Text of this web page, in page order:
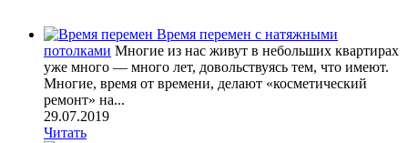
Время перемен с натяжными
потолками Многие из нас живут в небольших квартирах
уже много — много лет, довольствуясь тем, что имеют.
Многие, время от времени, делают «косметический
ремонт» на...
29.07.2019
Читать